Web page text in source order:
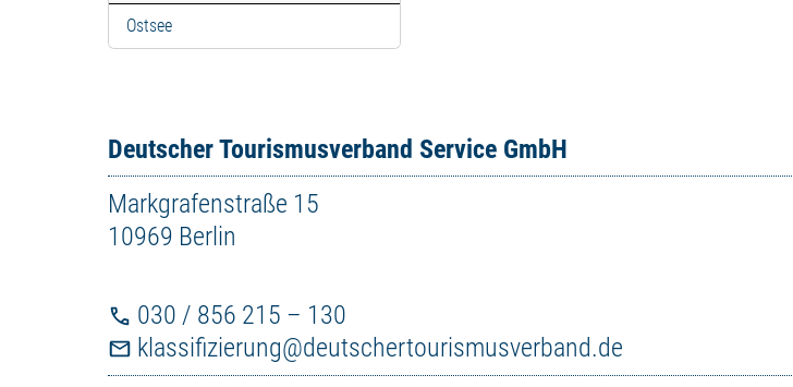
Ostsee
Deutscher Tourismusverband Service GmbH
Markgrafenstraße 15
10969 Berlin
030 / 856 215 – 130
klassifizierung@deutschertourismusverband.de